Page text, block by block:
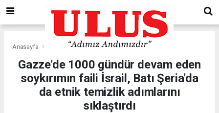
Anasayfa Gündem
Gazze'de 1000 gündür devam eden
soykırımın faili İsrail, Batı Şeria'da
da etnik temizlik adımlarını
sıklaştırdı